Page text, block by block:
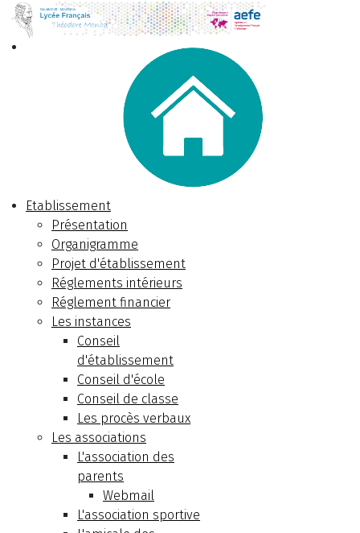
Etablissement
Présentation
Organigramme
Projet d'établissement
Réglements intérieurs
Réglement financier
Les instances
Conseil
d'établissement
Conseil d'école
Conseil de classe
Les procès verbaux
Les associations
L'association des
parents
Webmail
L'association sportive